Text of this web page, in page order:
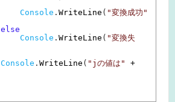
Console . WriteLine ( "変換成功"
else
Console . WriteLine ( "変換失
Console . WriteLine ( "jの値は"
+